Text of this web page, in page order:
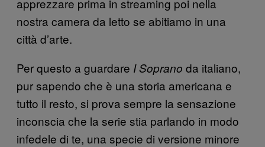
nostra camera da letto se abitiamo in una
città d’arte.
Per questo a guardare I Soprano da italiano,
pur sapendo che è una storia americana e
tutto il resto, si prova sempre la sensazione
inconscia che la serie stia parlando in modo
infedele di te, una specie di versione minore